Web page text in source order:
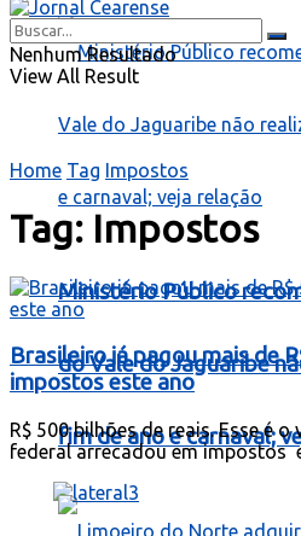
Ministério Público
do Vale do Jaguaribe
fim de ano e carnaval;
Nenhum Resultado
View All Result
Home Tag Impostos
Tag: Impostos
Brasileiro já pagou mais de
impostos este ano
R$ 500 bilhões de reais. Esse é
federal arrecadou em impostos